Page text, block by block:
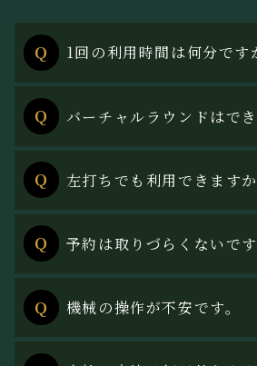
Ｑ 1回の利用時間は何分です
1コマ55分です。
1コマ終了後に次の枠が空いてい
Ｑ バーチャルラウンドはで
国内外の有名ゴルフ場をラウンド
Ｑ 左打ちでも利用できますか
申し訳ありません。左打席はご用
Ｑ 予約は取りづらくないで
予約が取りづらくならないよう会
ております。
Ｑ 機械の操作が不安です。
会員様専用の電話窓口を設けてお